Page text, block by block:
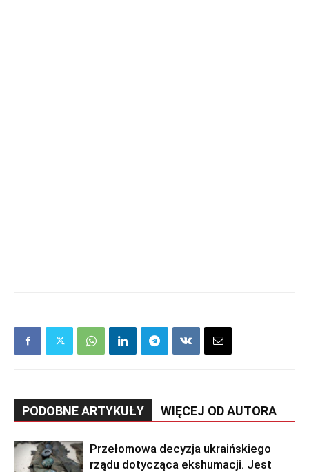
PODOBNE ARTYKUŁY WIĘCEJ OD AUTORA
Przełomowa decyzja ukraińskiego
rządu dotycząca ekshumacji. Jest